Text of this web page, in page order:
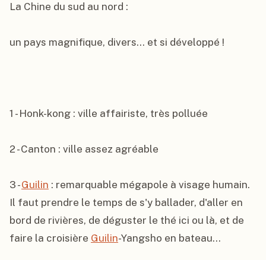
La Chine du sud au nord :
un pays magnifique, divers... et si développé !
1 - Honk-kong : ville affairiste, très polluée
2 - Canton : ville assez agréable
3 - Guilin : remarquable mégapole à visage humain.
Il faut prendre le temps de s'y ballader, d'aller en
bord de rivières, de déguster le thé ici ou là, et de
faire la croisière Guilin-Yangsho en bateau...